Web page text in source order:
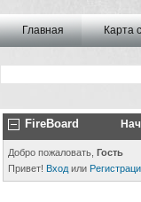
Главная Карта
FireBoard
Добро пожаловать, Гость
Привет! Вход или